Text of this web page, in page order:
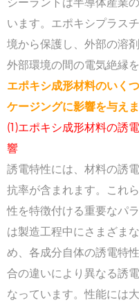
います。エポキシプラス
境から保護し、外部の溶
外部環境の間の電気絶縁
エポキシ成形材料のいく
ケージングに影響を与えま
(1)エポキシ成形材料の誘
響
誘電特性には、材料の誘
抗率が含まれます。これ
性を特徴付ける重要なパ
は製造工程中にさまざま
め、各成分自体の誘電特
合の違いにより異なる誘
なっています。性能には